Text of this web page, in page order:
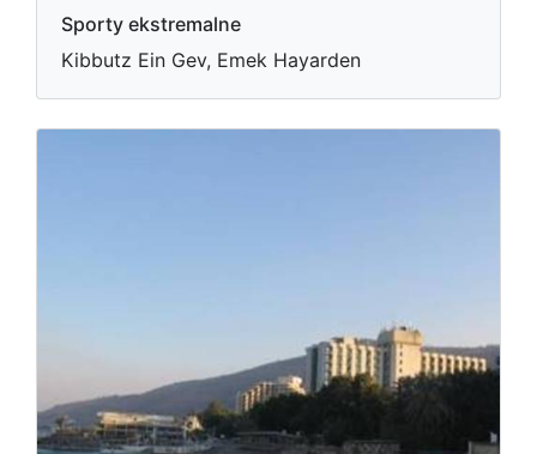
Sporty ekstremalne
Kibbutz Ein Gev, Emek Hayarden